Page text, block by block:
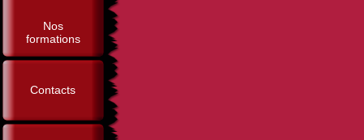
Nos
formations
Contacts